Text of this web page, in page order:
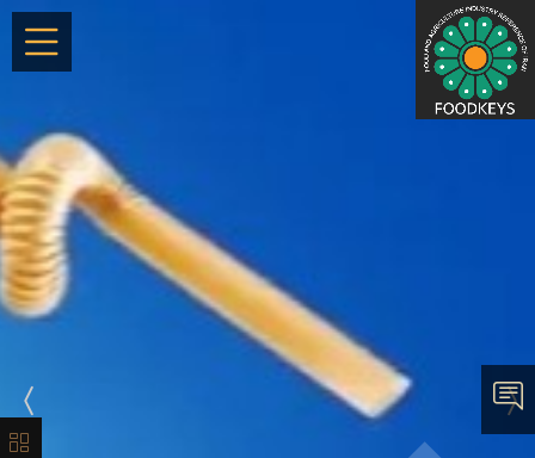
×
محصولات